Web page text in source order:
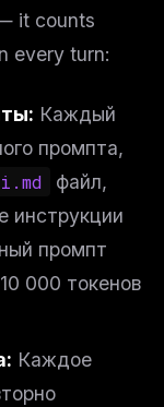
it counts
every turn:
Каждый
промпта,
файл,
инструкции
промпт
000 токенов
Каждое